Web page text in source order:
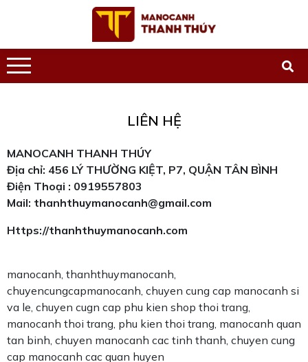
LIÊN HỆ
MANOCANH THANH THÚY
Địa chỉ: 456 LÝ THƯỜNG KIỆT, P7, QUẬN TÂN BÌNH
Điện Thoại : 0919557803
Mail: thanhthuymanocanh@gmail.com
Https://thanhthuymanocanh.com
manocanh, thanhthuymanocanh,
chuyencungcapmanocanh, chuyen cung cap manocanh si
va le, chuyen cugn cap phu kien shop thoi trang,
manocanh thoi trang, phu kien thoi trang, manocanh quan
tan binh, chuyen manocanh cac tinh thanh, chuyen cung
cap manocanh cac quan huyen